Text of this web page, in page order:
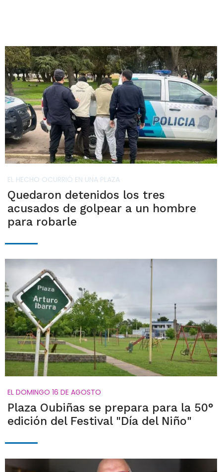
EL HECHO OCURRIÓ EN UNA PLAZA
Quedaron detenidos los tres
acusados de golpear a un hombre
para robarle
EL DOMINGO 16 DE AGOSTO
Plaza Oubiñas se prepara para la 50°
edición del Festival "Día del Niño"